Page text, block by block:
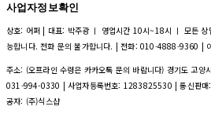
사업자정보확인
상호: 어퍼 | 대표: 박주광 ㅣ 영업시간 10시~18시 ㅣ 모든 상
능합니다. 전화 문의 불가합니다. | 전화: 010-4888-9360
주소: (오프라인 수령은 카카오톡 문의 바랍니다) 경기도 고
031-994-0330 | 사업자등록번호: 1283825530 | 통신판매:
공자: (주)식스샵